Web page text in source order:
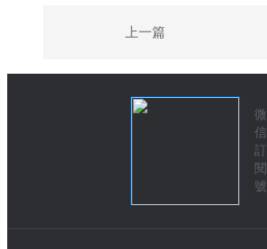
上一篇
微
信
訂
閱
號